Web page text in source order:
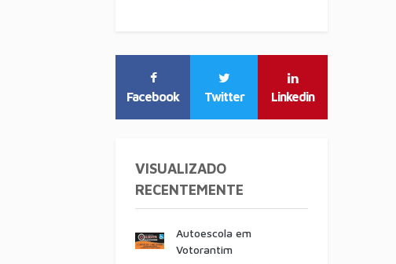
Facebook Twitter Linkedin
VISUALIZADO
RECENTEMENTE
Autoescola em
Votorantim